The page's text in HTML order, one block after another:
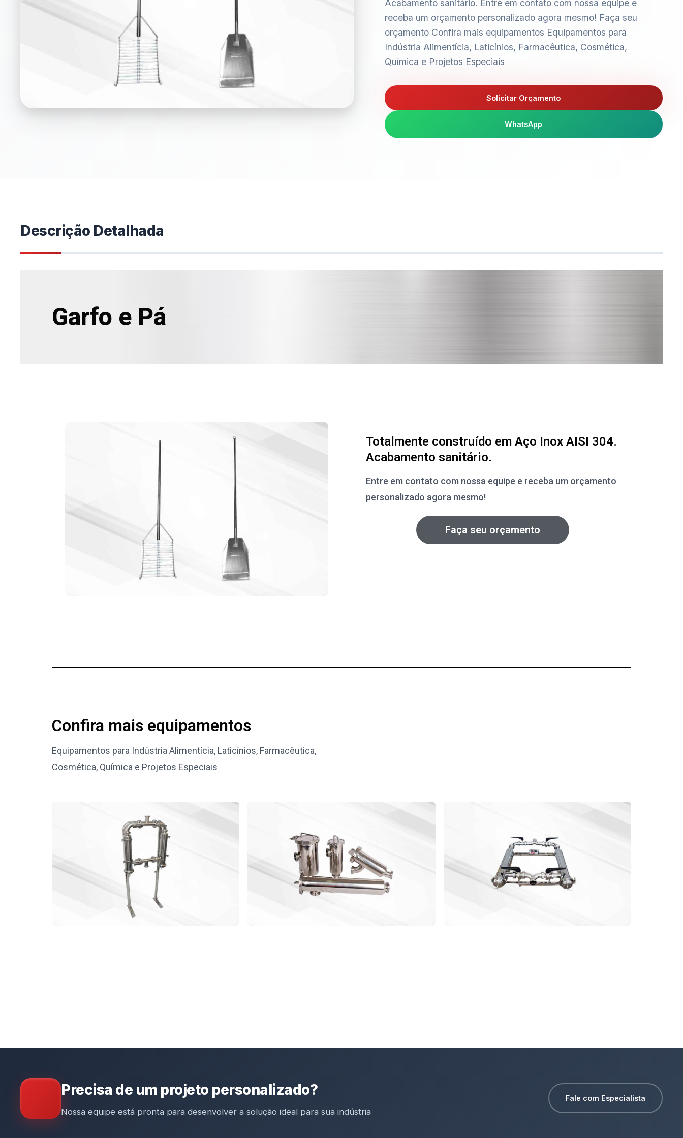
Acabamento sanitário. Entre em contato com nossa equipe e
receba um orçamento personalizado agora mesmo! Faça seu
orçamento Confira mais equipamentos Equipamentos para
Indústria Alimentícia, Laticínios, Farmacêutica, Cosmética,
Química e Projetos Especiais
Solicitar Orçamento
WhatsApp
Descrição Detalhada
Garfo e Pá
Totalmente construído em Aço Inox AISI 304.
Acabamento sanitário.
Entre em contato com nossa equipe e receba um orçamento
personalizado agora mesmo!
Faça seu orçamento
Confira mais equipamentos
Equipamentos para Indústria Alimentícia, Laticínios, Farmacêutica,
Cosmética, Química e Projetos Especiais
Precisa de um projeto personalizado?
Nossa equipe está pronta para desenvolver a solução ideal para sua indústria
Fale com Especialista